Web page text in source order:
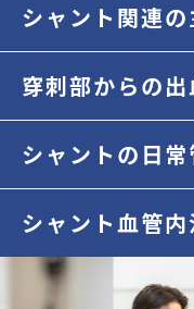
シャント関連
穿刺部からの出
シャントの日常
シャント血管